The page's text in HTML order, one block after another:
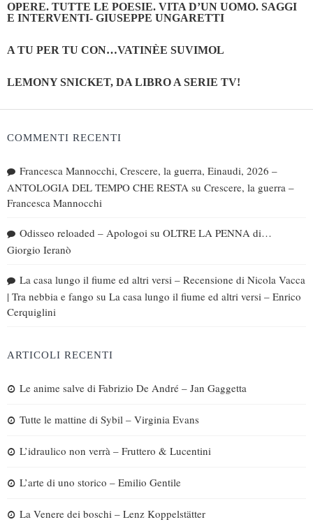
OPERE. TUTTE LE POESIE. VITA D’UN UOMO. SAGGI
E INTERVENTI- GIUSEPPE UNGARETTI
A TU PER TU CON…VATINÈE SUVIMOL
LEMONY SNICKET, DA LIBRO A SERIE TV!
COMMENTI RECENTI
Francesca Mannocchi, Crescere, la guerra, Einaudi, 2026 –
ANTOLOGIA DEL TEMPO CHE RESTA su Crescere, la guerra –
Francesca Mannocchi
Odisseo reloaded – Apologoi su OLTRE LA PENNA di…
Giorgio Ieranò
La casa lungo il fiume ed altri versi – Recensione di Nicola Vacca
| Tra nebbia e fango su La casa lungo il fiume ed altri versi – Enrico
Cerquiglini
ARTICOLI RECENTI
Le anime salve di Fabrizio De André – Jan Gaggetta
Tutte le mattine di Sybil – Virginia Evans
L’idraulico non verrà – Fruttero & Lucentini
L’arte di uno storico – Emilio Gentile
La Venere dei boschi – Lenz Koppelstätter